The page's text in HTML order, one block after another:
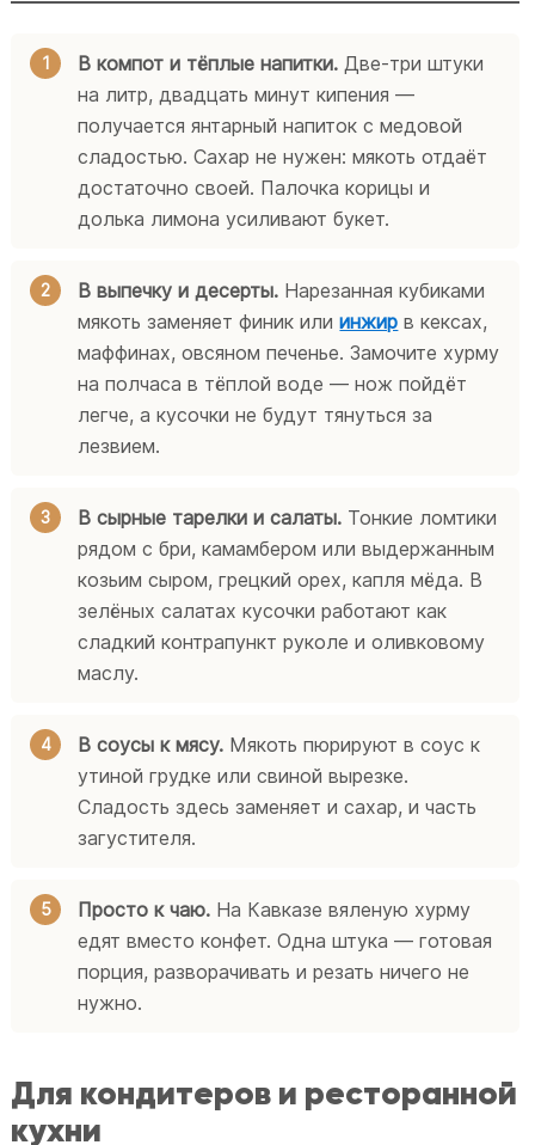
В компот и тёплые напитки. Две-три штуки
на литр, двадцать минут кипения —
получается янтарный напиток с медовой
сладостью. Сахар не нужен: мякоть отдаёт
достаточно своей. Палочка корицы и
долька лимона усиливают букет.
В выпечку и десерты. Нарезанная кубиками
мякоть заменяет финик илиинжир в кексах,
маффинах, овсяном печенье. Замочите хурму
на полчаса в тёплой воде — нож пойдёт
легче, а кусочки не будут тянуться за
лезвием.
В сырные тарелки и салаты. Тонкие ломтики
рядом с бри, камамбером или выдержанным
козьим сыром, грецкий орех, капля мёда. В
зелёных салатах кусочки работают как
сладкий контрапункт руколе и оливковому
маслу.
В соусы к мясу. Мякоть пюрируют в соус к
утиной грудке или свиной вырезке.
Сладость здесь заменяет и сахар, и часть
загустителя.
Просто к чаю. На Кавказе вяленую хурму
едят вместо конфет. Одна штука — готовая
порция, разворачивать и резать ничего не
нужно.
Для кондитеров и ресторанной
кухни